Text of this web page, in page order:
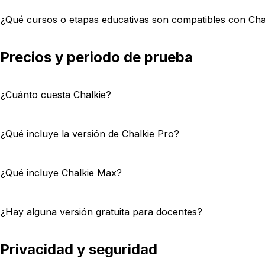
¿Qué cursos o etapas educativas son compatibles con
Precios y periodo de prueba
¿Cuánto cuesta Chalkie?
¿Qué incluye la versión de Chalkie Pro?
¿Qué incluye Chalkie Max?
¿Hay alguna versión gratuita para docentes?
Privacidad y seguridad